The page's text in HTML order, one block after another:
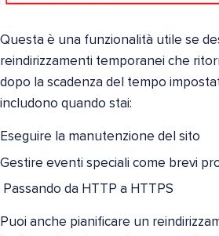
Questa è una funzionalità utile se
reindirizzamenti temporanei che
dopo la scadenza del tempo
includono quando stai:
Eseguire la manutenzione del sito
Gestire eventi speciali come brevi
Passando da HTTP a HTTPS
Puoi anche pianificare un